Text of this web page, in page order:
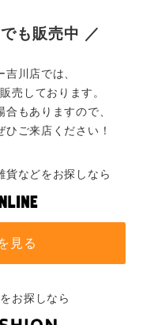
も販売中 ／
吉川店では、
売しております。
もありますので、
ご来店ください！
貨などをお探しなら
見る
お探しなら